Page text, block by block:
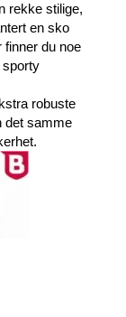
rekke stilige,
en sko
du noe
sporty
robuste
det samme